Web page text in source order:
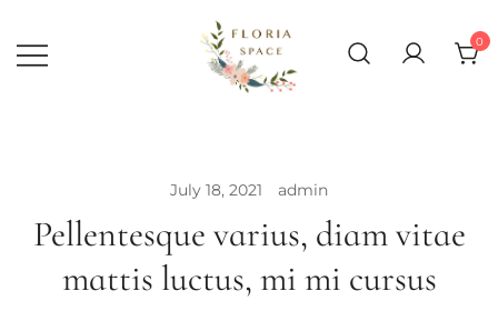
to
content
0
July 18, 2021 admin
Pellentesque varius, diam vitae
mattis luctus, mi mi cursus